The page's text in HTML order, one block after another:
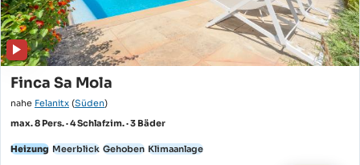
Finca Sa Mola
nahe Felanitx (Süden)
max. 8 Pers. · 4 Schlafzim. · 3 Bäder
Heizung Meerblick Gehoben Klimaanlage